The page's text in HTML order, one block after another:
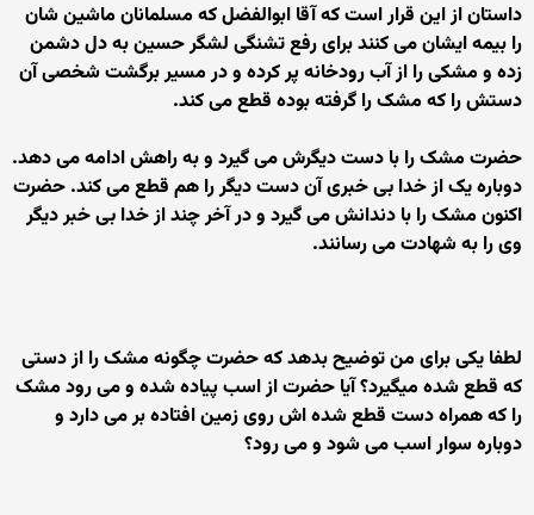
داستان از این قرار است که آقا ابوالفضل که مسلمانان ماشین شان
را بیمه ایشان می کنند برای رفع تشنگی لشگر حسین به دل دشمن
زده و مشکی را از آب رودخانه پر کرده و در مسیر برگشت شخصی آن
دستش را که مشک را گرفته بوده قطع می کند.
حضرت مشک را با دست دیگرش می گیرد و به راهش ادامه می دهد.
دوباره یک از خدا بی خبری آن دست دیگر را هم قطع می کند. حضرت
اکنون مشک را با دندانش می گیرد و در آخر چند از خدا بی خبر دیگر
وی را به شهادت می رسانند.
لطفا یکی برای من توضیح بدهد که حضرت چگونه مشک را از دستی
که قطع شده میگیرد؟ آیا حضرت از اسب پیاده شده و می رود مشک
را که همراه دست قطع شده اش روی زمین افتاده بر می دارد و
دوباره سوار اسب می شود و می رود؟